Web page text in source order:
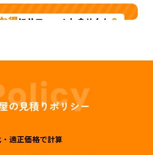
の見積りポリシー
適正価格で計算